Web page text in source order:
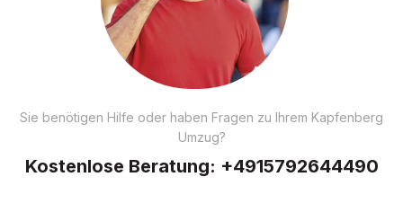
Sie benötigen Hilfe oder haben Fragen zu Ihrem Kapfenberg
Umzug?
Kostenlose Beratung: +4915792644490